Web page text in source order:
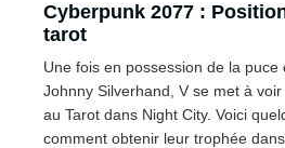
Cyberpunk 2077 :
tarot
Une fois en possession de la
Johnny Silverhand, V se met à
au Tarot dans Night City. Voici
comment obtenir leur trophée dans